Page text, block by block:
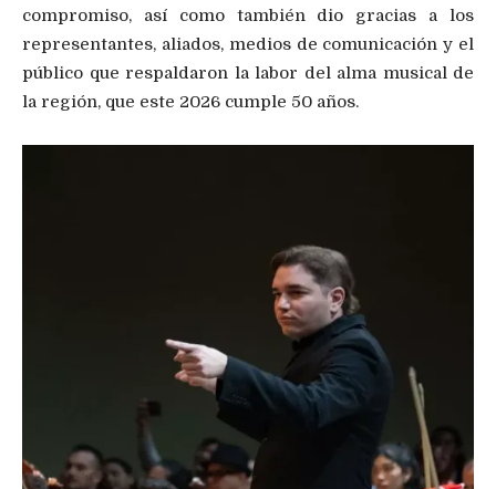
compromiso, así como también dio gracias a los
representantes, aliados, medios de comunicación y el
público que respaldaron la labor del alma musical de
la región, que este 2026 cumple 50 años.